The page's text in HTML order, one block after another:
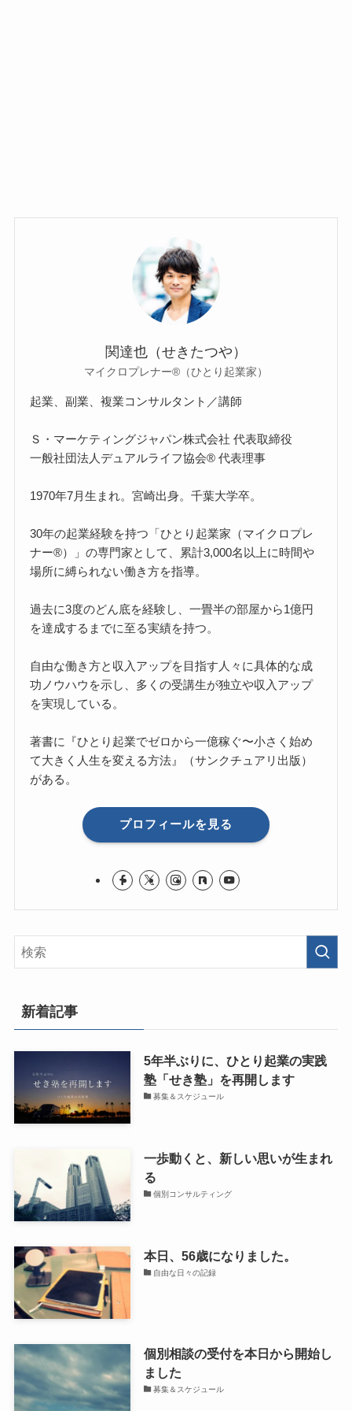
関達也（せきたつや）
マイクロプレナー®（ひとり起業家）
起業、副業、複業コンサルタント／講師
Ｓ・マーケティングジャパン株式会社 代表取締役
一般社団法人デュアルライフ協会® 代表理事
1970年7月生まれ。宮崎出身。千葉大学卒。
30年の起業経験を持つ「ひとり起業家（マイクロプレ
ナー®）」の専門家として、累計3,000名以上に時間や
場所に縛られない働き方を指導。
過去に3度のどん底を経験し、一畳半の部屋から1億円
を達成するまでに至る実績を持つ。
自由な働き方と収入アップを目指す人々に具体的な成
功ノウハウを示し、多くの受講生が独立や収入アップ
を実現している。
著書に『ひとり起業でゼロから一億稼ぐ〜小さく始め
て大きく人生を変える方法』（サンクチュアリ出版）
がある。
プロフィールを見る
新着記事
5年半ぶりに、ひとり起業の実践
塾「せき塾」を再開します
募集＆スケジュール
一歩動くと、新しい思いが生まれ
る
個別コンサルティング
本日、56歳になりました。
自由な日々の記録
個別相談の受付を本日から開始し
ました
募集＆スケジュール